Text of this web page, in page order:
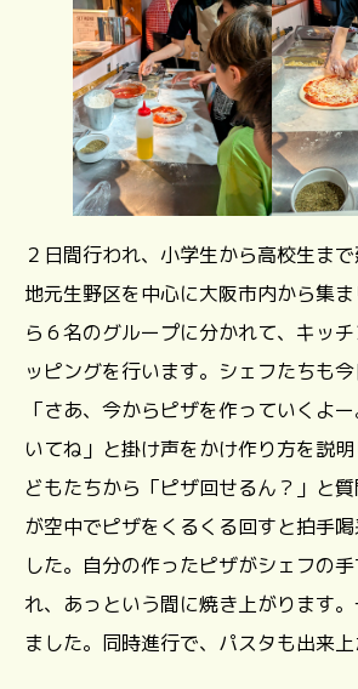
２日間行われ、小学生から高校生まで
地元生野区を中心に大阪市内から集
ら６名のグループに分かれて、キッ
ッピングを行います。シェフたちも今
「さあ、今からピザを作っていくよ
いてね」と掛け声をかけ作り方を説
どもたちから「ピザ回せるん？」と
が空中でピザをくるくる回すと拍手
した。自分の作ったピザがシェフの
れ、あっという間に焼き上がります
ました。同時進行で、パスタも出来上